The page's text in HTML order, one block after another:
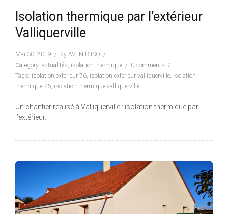
Isolation thermique par l’extérieur
Valliquerville
Mai 30, 2019 by AVENIR ISO
Category: actualités, isolation thermique
0 comments
Tags: isolation exterieur 76, isolation exterieur valliquerville, isolation
thermique 76, isolation thermique valliquerville
Un chantier réalisé à Valliquerville : isolation thermique par
l’extérieur.